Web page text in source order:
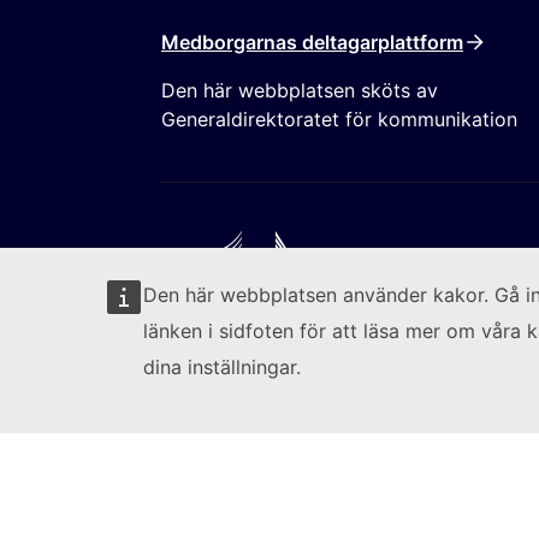
Den här webbplatsen använder kakor. Gå
länken i sidfoten för att läsa mer om våra
dina inställningar.
Medborgarnas deltagarplattform
Den här webbplatsen sköts av
Generaldirektoratet för kommunikation
Följ kommissionen
Rapportera sårbarheter i it-systemen